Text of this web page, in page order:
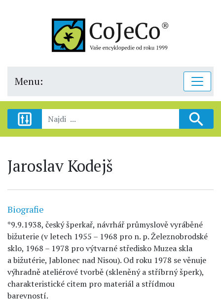
Menu:
Jaroslav Kodejš
Biografie
*9.9.1938, český šperkař, návrhář průmyslově vyráběné
bižuterie (v letech 1955 – 1968 pro n. p. Železnobrodské
sklo, 1968 – 1978 pro výtvarné středisko Muzea skla
a bižutérie, Jablonec nad Nisou). Od roku 1978 se věnuje
výhradně ateliérové tvorbě (skleněný a stříbrný šperk),
charakteristické citem pro materiál a střídmou
barevností.